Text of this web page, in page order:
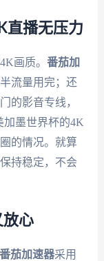
直播无压力
画质。 番茄加
流量用完；还
的影音专线，
加墨世界杯的4K
的情况。就算
持稳定，不会
放心
番茄加速器采用